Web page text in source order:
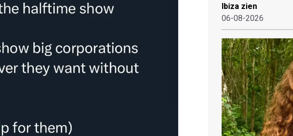
Ibiza zien
06-08-2026